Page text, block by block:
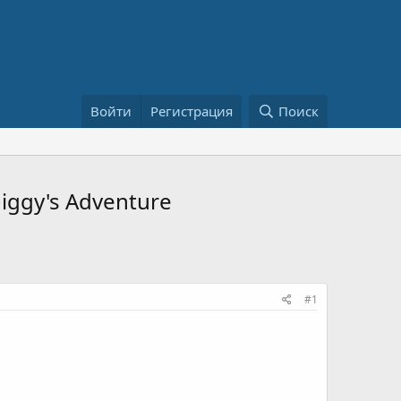
Войти Регистрация Поиск
Adventure
#1